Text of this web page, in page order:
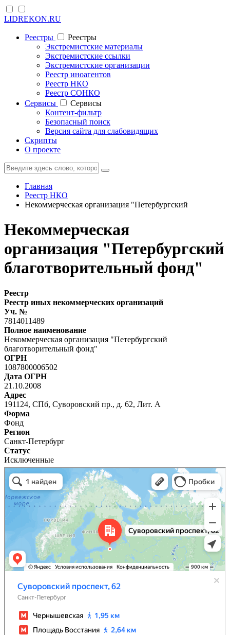
LIDREKON.RU
Реестры
Реестры
Экстремистские материалы
Экстремистские ссылки
Экстремистские организации
Реестр иноагентов
Реестр НКО
Реестр СОНКО
Cервисы
Cервисы
Контент-фильтр
Безопасный поиск
Версия сайта для слабовидящих
Скрипты
О проекте
Главная
Реестр НКО
Некоммерческая организация "Петербургский
Некоммерческая
организация "Петербургский
благотворительный фонд"
Реестр
Реестр иных некоммерческих организаций
Уч. №
7814011489
Полное наименование
Некоммерческая организация "Петербургский
благотворительный фонд"
ОГРН
1087800006502
Дата ОГРН
21.10.2008
Адрес
191124, СПб, Суворовский пр., д. 62, Лит. А
Форма
Фонд
Регион
Санкт-Петербург
Статус
Исключенные